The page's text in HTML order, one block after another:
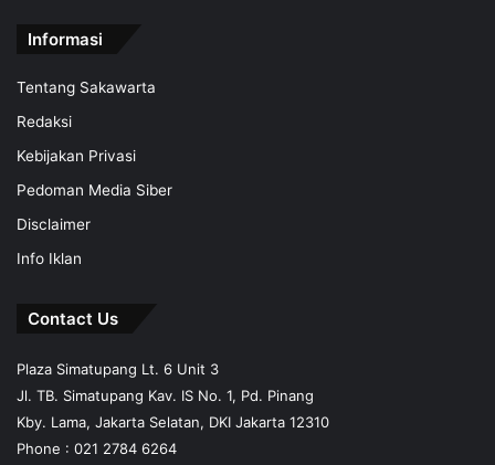
Informasi
Tentang Sakawarta
Redaksi
Kebijakan Privasi
Pedoman Media Siber
Disclaimer
Info Iklan
Contact Us
Plaza Simatupang Lt. 6 Unit 3
Jl. TB. Simatupang Kav. IS No. 1, Pd. Pinang
Kby. Lama, Jakarta Selatan, DKI Jakarta 12310
Phone : 021 2784 6264